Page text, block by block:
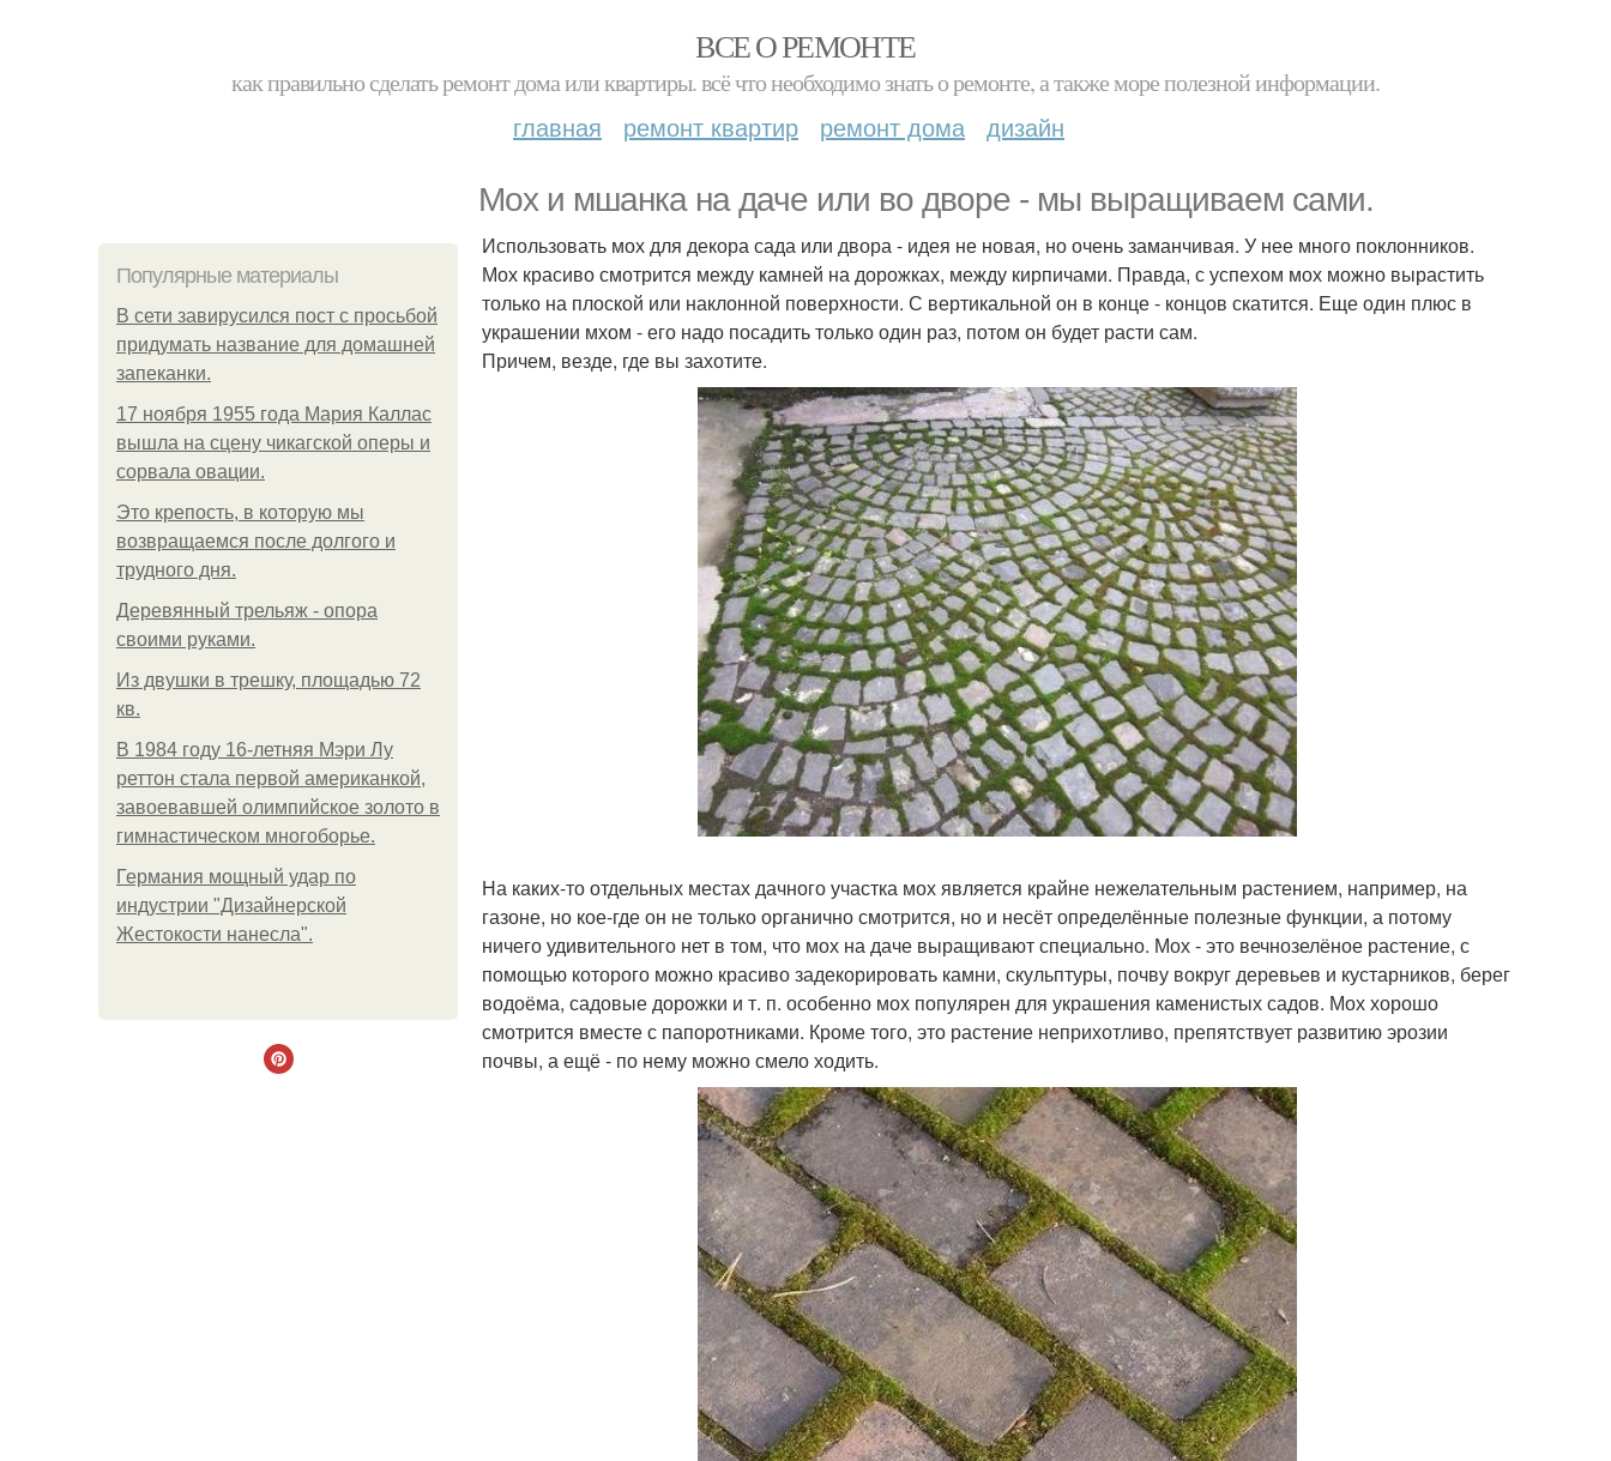
ВСЕ О РЕМОНТЕ
как правильно сделать ремонт дома или квартиры. всё что необходимо знать о ремонте, а также море полезной информации.
главная ремонт квартир ремонт дома дизайн
Мох и мшанка на даче или во дворе - мы выращиваем сами.
Популярные материалы
В сети завирусился пост с просьбой
придумать название для домашней
запеканки.
17 ноября 1955 года Мария Каллас
вышла на сцену чикагской оперы и
сорвала овации.
Это крепость, в которую мы
возвращаемся после долгого и
трудного дня.
Деревянный трельяж - опора
своими руками.
Из двушки в трешку, площадью 72
кв.
В 1984 году 16-летняя Мэри Лу
реттон стала первой американкой,
завоевавшей олимпийское золото в
гимнастическом многоборье.
Германия мощный удар по
индустрии "Дизайнерской
Жестокости нанесла".
Использовать мох для декора сада или двора - идея не новая, но очень заманчивая. У нее много поклонников.
Мох красиво смотрится между камней на дорожках, между кирпичами. Правда, с успехом мох можно вырастить
только на плоской или наклонной поверхности. С вертикальной он в конце - концов скатится. Еще один плюс в
украшении мхом - его надо посадить только один раз, потом он будет расти сам.
Причем, везде, где вы захотите.
На каких-то отдельных местах дачного участка мох является крайне нежелательным растением, например, на
газоне, но кое-где он не только органично смотрится, но и несёт определённые полезные функции, а потому
ничего удивительного нет в том, что мох на даче выращивают специально. Мох - это вечнозелёное растение, с
помощью которого можно красиво задекорировать камни, скульптуры, почву вокруг деревьев и кустарников, берег
водоёма, садовые дорожки и т. п. особенно мох популярен для украшения каменистых садов. Мох хорошо
смотрится вместе с папоротниками. Кроме того, это растение неприхотливо, препятствует развитию эрозии
почвы, а ещё - по нему можно смело ходить.